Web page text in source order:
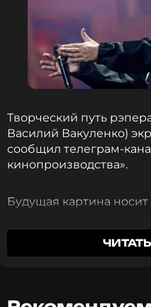
Творческий путь
Василий Вакуленко)
сообщил телеграм-
кинопроизводства».
Будущая картина
2026 году.
который также